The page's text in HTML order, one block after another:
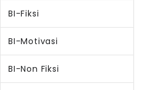
BI-Fiksi
BI-Motivasi
BI-Non Fiksi